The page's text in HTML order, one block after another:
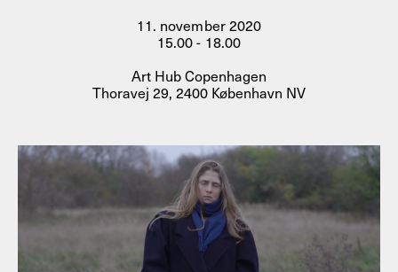
AHC Channel
Programmer
Residencies & Studios
Artistic Research
Public Programmes
Om
Profiler
Presse
AHC Channel Søg
11. november 2020
15.00 - 18.00
Art Hub Copenhagen
Thoravej 29, 2400 København NV